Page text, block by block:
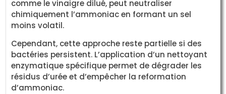
comme le vinaigre dilué, peut neutraliser
chimiquement l’ammoniac en formant un sel
moins volatil.
Cependant, cette approche reste partielle si des
bactéries persistent. L’application d’un nettoyant
enzymatique spécifique permet de dégrader les
résidus d’urée et d’empêcher la reformation
d’ammoniac.